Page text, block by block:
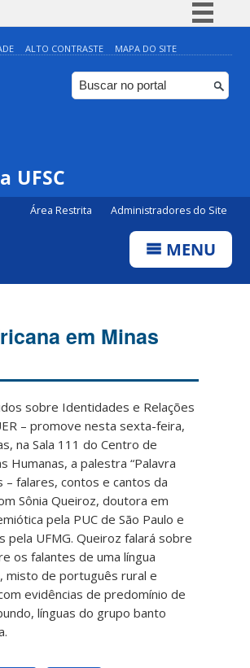
Simplifique!
Comunica BR
Participe
ALTO CONTRASTE MAPA DO SITE
UFSC
Área Restrita Administradores do Site
MENU
em Minas
sobre Identidades e Relações
– promove nesta sexta-feira,
na Sala 111 do Centro de
Humanas, a palestra “Palavra
– falares, contos e cantos da
Sônia Queiroz, doutora em
pela PUC de São Paulo e
pela UFMG. Queiroz falará sobre
os falantes de uma língua
misto de português rural e
evidências de predomínio de
línguas do grupo banto